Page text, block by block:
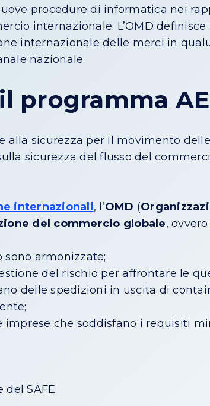
procedure di informatica nei
internazionale. L’OMD definisce
internazionale delle merci in
nazionale.
programma
alla sicurezza per il movimento
sicurezza del flusso del
internazionali, l’OMD (
del commercio globale, ovvero
armonizzate;
del rischio per affrontare le
delle spedizioni in uscita di
che soddisfano i requisiti
SAFE.